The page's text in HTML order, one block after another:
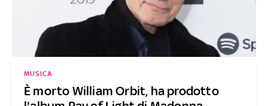
È morto William Orbit, ha prodotto
MUSICA